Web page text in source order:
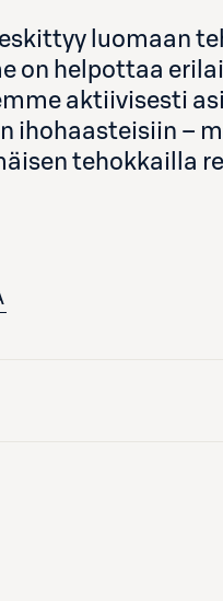
luomaan
on helpottaa
aktiivisesti
ihohaasteisiin –
tehokkailla